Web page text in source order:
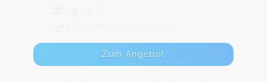
79,00 €
Max. 8 TeilnehmerInnen
Zum Angebot